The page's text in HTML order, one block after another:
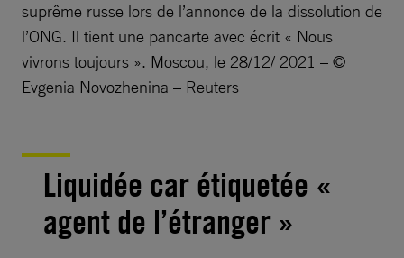
suprême russe lors de l’annonce de la dissolution de
l’ONG. Il tient une pancarte avec écrit « Nous
vivrons toujours ». Moscou, le 28/12/ 2021 – ©
Evgenia Novozhenina – Reuters
Liquidée car étiquetée «
agent de l’étranger »